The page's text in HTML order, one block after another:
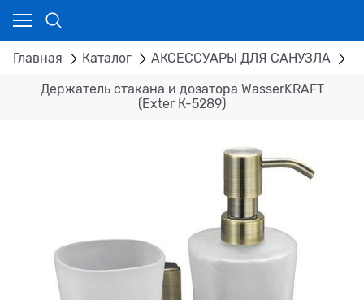
Главная Каталог АКСЕССУАРЫ ДЛЯ САНУЗЛА
Держатель стакана и дозатора WasserKRAFT
(Exter К-5289)